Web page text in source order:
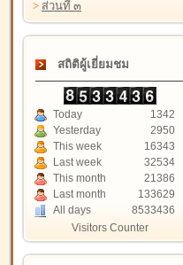
> ส่วนที่ ๓
สถิติผู้เยี่ยมชม
Today
1342
Yesterday
2950
This week
16343
Last week
32534
This month
21386
Last month
133629
All days
8533436
Visitors Counter